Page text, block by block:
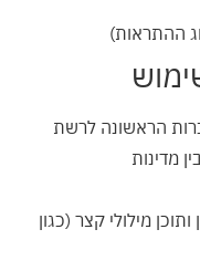
ההתראות)
מילולי קצר (כגון